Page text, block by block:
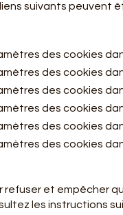
suivants peuvent
des cookies
des cookies
des cookies
des cookies
des cookies
des cookies
refuser et empêcher
les instructions